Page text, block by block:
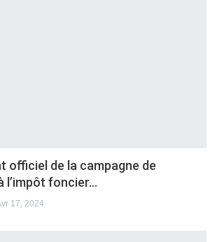
officiel de la campagne de
l’impôt foncier…
17, 2024